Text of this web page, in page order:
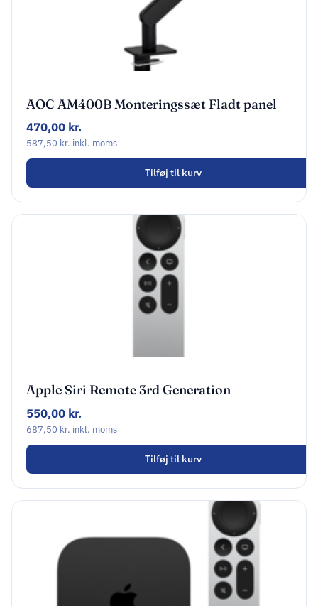
AOC AM400B Monteringssæt Fladt panel
17″-34″
470,00 kr.
587,50 kr. inkl. moms
Tilføj til kurv
Apple Siri Remote 3rd Generation
Fjernstyring Sort Sølv
550,00 kr.
687,50 kr. inkl. moms
Tilføj til kurv